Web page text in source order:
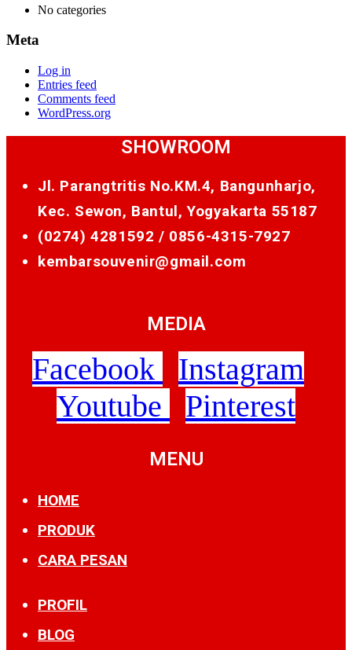
No categories
Meta
Log in
Entries feed
Comments feed
WordPress.org
SHOWROOM
Jl. Parangtritis No.KM.4, Bangunharjo,
Kec. Sewon, Bantul, Yogyakarta 55187
(0274) 4281592 / 0856-4315-7927
kembarsouvenir@gmail.com
MEDIA
Facebook
Instagram
Youtube
Pinterest
MENU
HOME
PRODUK
CARA PESAN
PROFIL
BLOG